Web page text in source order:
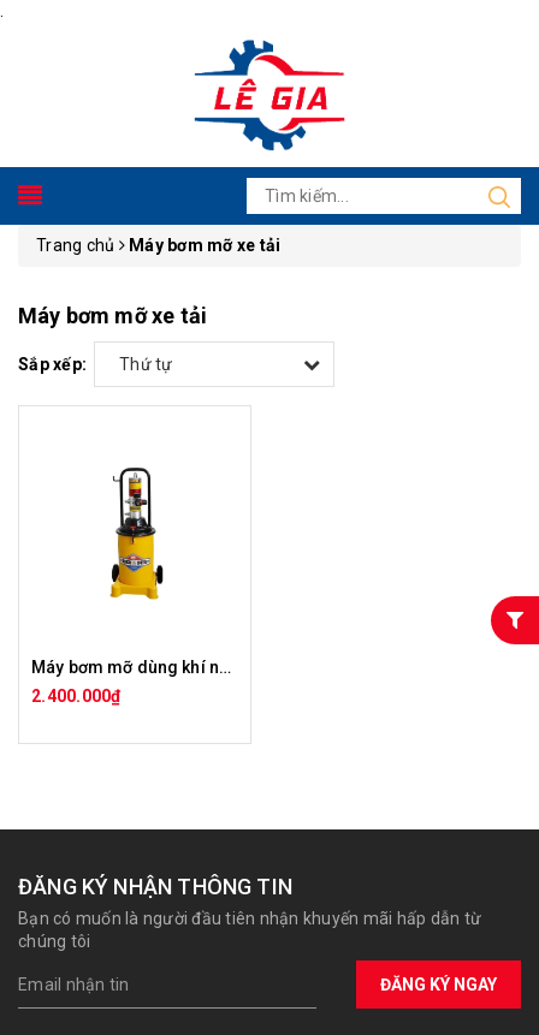
Trang chủ Máy bơm mỡ xe tải
Máy bơm mỡ xe tải
Sắp xếp: Thứ tự
Máy bơm mỡ dùng khí nén 12kg GZ-8
2.400.000₫
ĐĂNG KÝ NHẬN THÔNG TIN
Bạn có muốn là người đầu tiên nhận khuyến mãi hấp dẫn từ
chúng tôi
ĐĂNG KÝ NGAY